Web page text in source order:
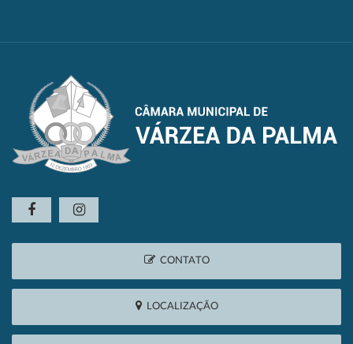
CONTATO
LOCALIZAÇÃO